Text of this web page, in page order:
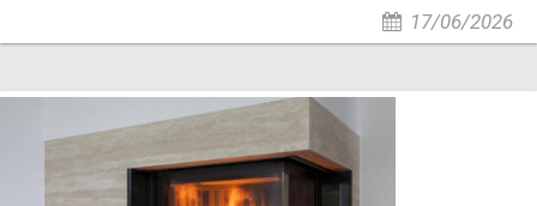
17/06/2026